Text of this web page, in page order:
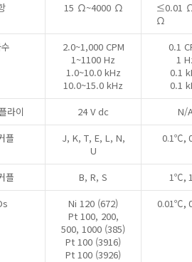
15 Ω~4000 Ω
≤0.01
Ω
2.0~1,000 CPM
1~1100 Hz
1.0~10.0 kHz
10.0~15.0 kHz
0.1
1
0.1
0.1
라이
24 V dc
N/
플
J, K, T, E, L, N,
U
0.1℃,
플 B, R, S
1℃,
Ni 120 (672)
Pt 100, 200,
500, 1000 (385)
Pt 100 (3916)
Pt 100 (3926)
0.01℃,